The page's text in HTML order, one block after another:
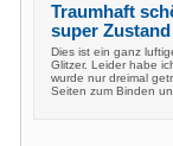
Traumhaft
super Zustand
Dies ist ein ganz
Glitzer. Leider habe
wurde nur dreimal
Seiten zum Binden